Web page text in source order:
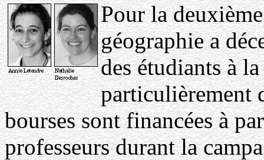
Pour la
géographie a
des étudiants à
particulièrement
bourses sont financées à
professeurs durant la